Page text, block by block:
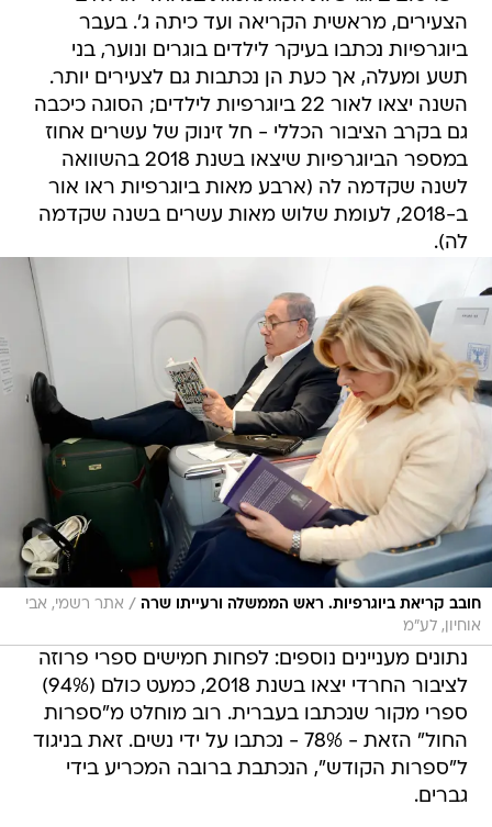
הצעירים, מראשית הקריאה ועד כיתה ג'. בעבר
ביוגרפיות נכתבו בעיקר לילדים בוגרים ונוער, בני
תשע ומעלה, אך כעת הן נכתבות גם לצעירים יותר.
השנה יצאו לאור 22 ביוגרפיות לילדים; הסוגה כיכבה
גם בקרב הציבור הכללי - חל זינוק של עשרים אחוז
במספר הביוגרפיות שיצאו בשנת 2018 בהשוואה
לשנה שקדמה לה (ארבע מאות ביוגרפיות ראו אור
ב-2018, לעומת שלוש מאות עשרים בשנה שקדמה
לה).
חובב קריאת ביוגרפיות. ראש הממשלה ורעייתו שרה / אתר רשמי, אבי
אוחיון, לע"מ
נתונים מעניינים נוספים: לפחות חמישים ספרי פרוזה
לציבור החרדי יצאו בשנת 2018, כמעט כולם (94%)
ספרי מקור שנכתבו בעברית. רוב מוחלט מ"ספרות
החול" הזאת - 78% - נכתבו על ידי נשים. זאת בניגוד
ל"ספרות הקודש", הנכתבת ברובה המכריע בידי
גברים.